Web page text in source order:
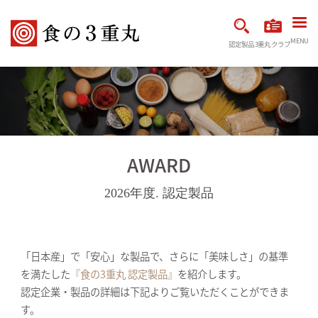
認定製品3重丸クラブMENU
AWARD
2026年度. 認定製品
「日本産」で「安心」な製品で、さらに「美味しさ」の基準
を満たした 『食の3重丸 認定製品』 を紹介します。
認定企業・製品の詳細は下記よりご覧いただくことができま
す。